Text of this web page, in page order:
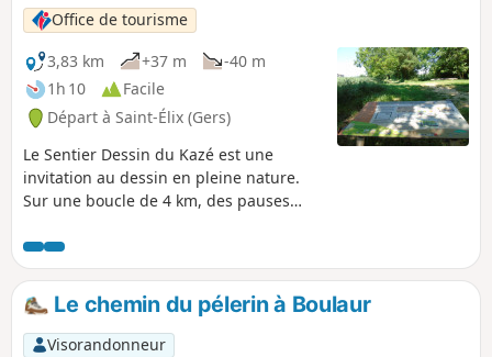
Office de tourisme
3,83 km
+37 m
-40 m
1h 10
Facile
Départ à Saint-Élix (Gers)
Le Sentier Dessin du Kazé est une
invitation au dessin en pleine nature.
Sur une boucle de 4 km, des pauses
sont proposées. Adaptés à tous les
niveaux, ces panneaux vous aident à
observer le patrimoine naturel qui vous
entoure.Le chemin du pélerin à Boulaur
Visorandonneur